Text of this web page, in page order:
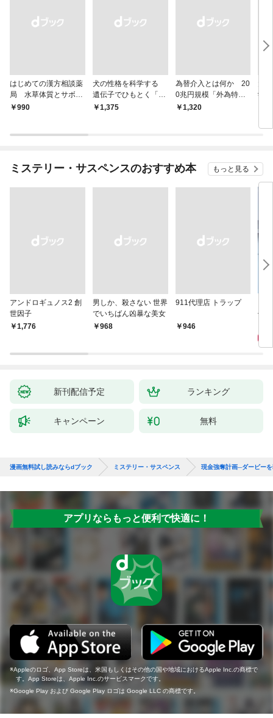
はじめての漢方相談薬
局 水草体質とサボテ
ン体質
￥990
犬の性格を科学する
遺伝子でひもとく「最
良の友」の進化
￥1,375
為替介入とは何か 20
0兆円規模「外為特
会」が生まれた謎
￥1,320
学
ミステリー・サスペンスのおすすめ本 もっと見る
アンドロギュノス2 創
世因子
￥1,776
男しか、殺さない 世界
でいちばん凶暴な美女
￥968
911代理店 トラップ
￥946
件
新刊配信予定 ランキング
キャンペーン 無料
漫画無料試し読みならdブック ミステリー・サスペンス 現金強奪計画─ダービー
アプリならもっと便利で快適に！
Appleのロゴ、App Storeは、米国もしくはその他の国や地域におけるApple Inc.の商標で
す。App Storeは、Apple Inc.のサービスマークです。
Google Play および Google Play ロゴは Google LLC の商標です。